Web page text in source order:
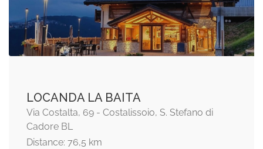
LOCANDA LA BAITA
Via Costalta, 69 - Costalissoio, S. Stefano di
Cadore BL
Distance: 76,5 km